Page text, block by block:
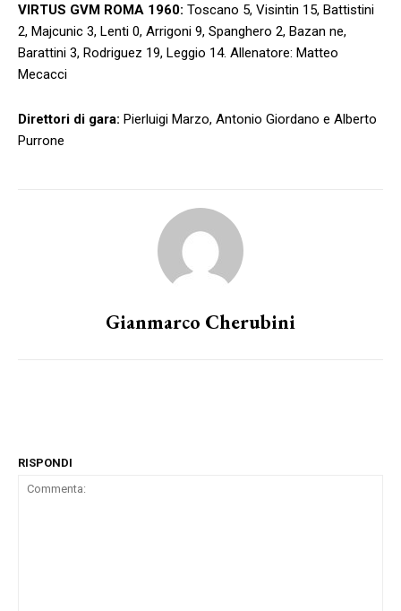
VIRTUS GVM ROMA 1960: Toscano 5, Visintin 15, Battistini
2, Majcunic 3, Lenti 0, Arrigoni 9, Spanghero 2, Bazan ne,
Barattini 3, Rodriguez 19, Leggio 14. Allenatore: Matteo
Mecacci
Direttori di gara: Pierluigi Marzo, Antonio Giordano e Alberto
Purrone
Gianmarco Cherubini
RISPONDI